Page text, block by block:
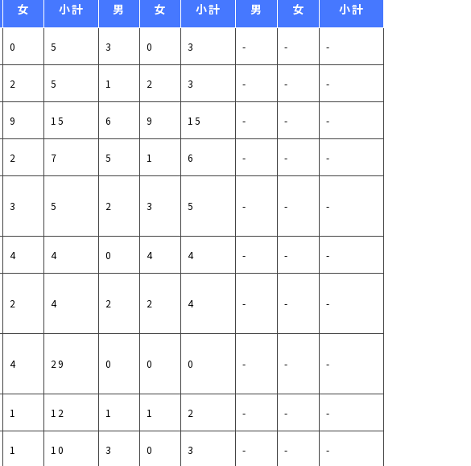
女 小計 男 女 小計 男 女 小計
0 5 3 0 3 - - -
2 5 1 2 3 - - -
9 15 6 9 15 - - -
2 7 5 1 6 - - -
3 5 2 3 5 - - -
4 4 0 4 4 - - -
2 4 2 2 4 - - -
4 29 0 0 0 - - -
1 12 1 1 2 - - -
1 10 3 0 3 - - -